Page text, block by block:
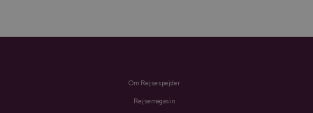
Om Rejsespejder
Rejsemagasin